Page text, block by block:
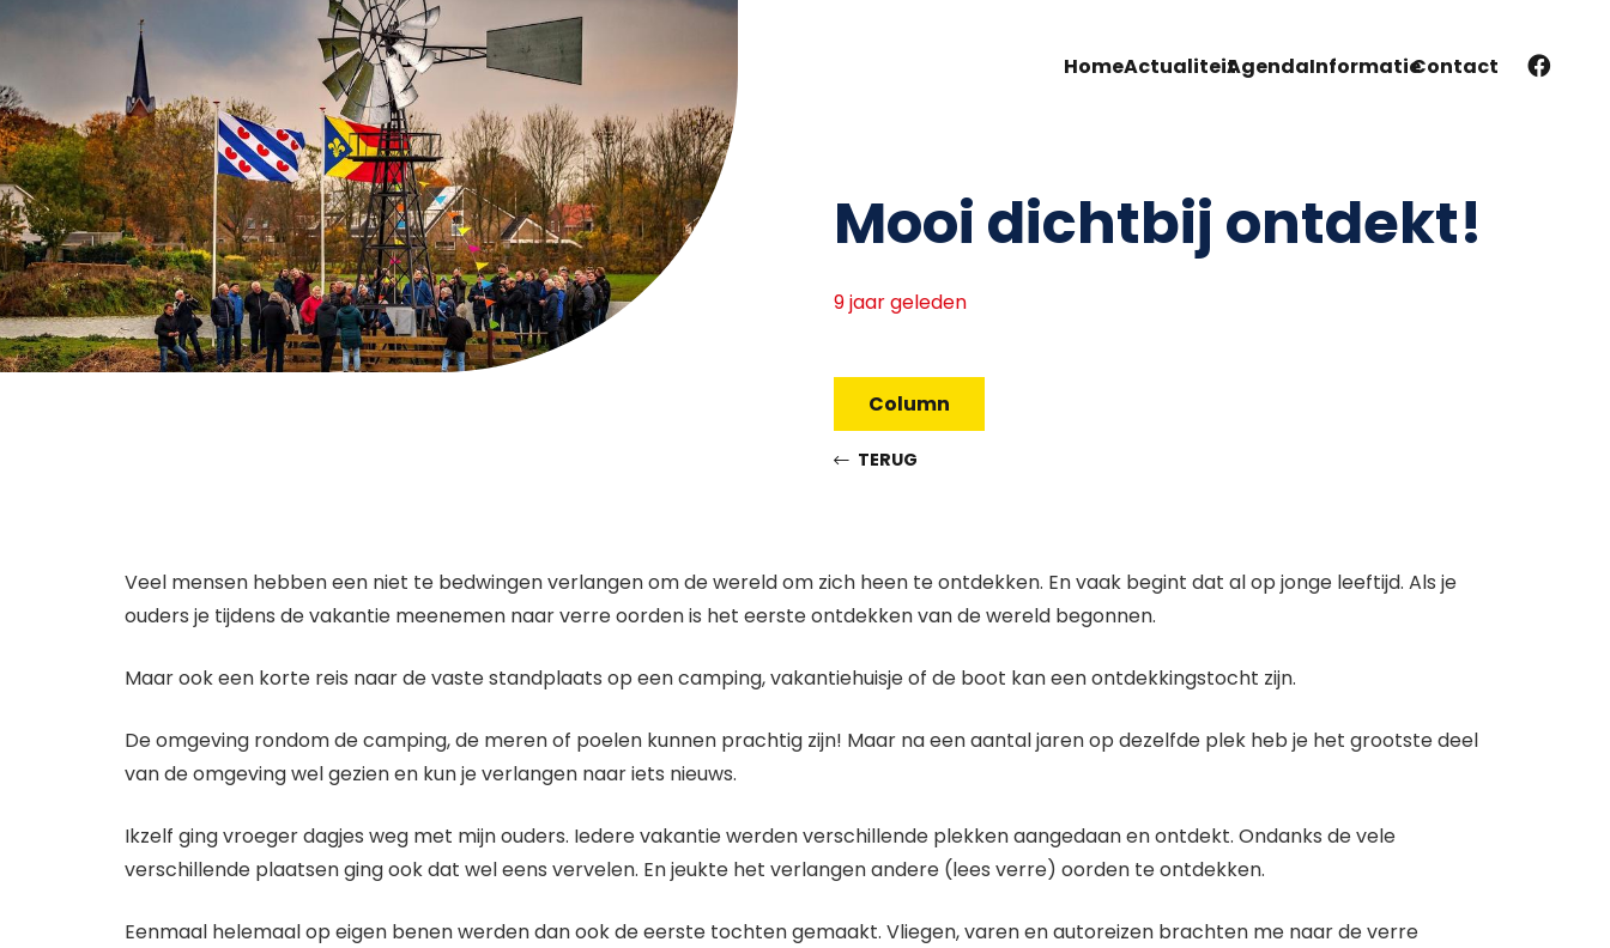
HomeActualiteitAgendaInformatieContact
Mooi dichtbij ontdekt!
9 jaar geleden
Column
TERUG
Veel mensen hebben een niet te bedwingen verlangen om de wereld om zich heen te ontdekken. En vaak begint dat al op jonge leeftijd. Als je
ouders je tijdens de vakantie meenemen naar verre oorden is het eerste ontdekken van de wereld begonnen.
Maar ook een korte reis naar de vaste standplaats op een camping, vakantiehuisje of de boot kan een ontdekkingstocht zijn.
De omgeving rondom de camping, de meren of poelen kunnen prachtig zijn! Maar na een aantal jaren op dezelfde plek heb je het grootste deel
van de omgeving wel gezien en kun je verlangen naar iets nieuws.
Ikzelf ging vroeger dagjes weg met mijn ouders. Iedere vakantie werden verschillende plekken aangedaan en ontdekt. Ondanks de vele
verschillende plaatsen ging ook dat wel eens vervelen. En jeukte het verlangen andere (lees verre) oorden te ontdekken.
Eenmaal helemaal op eigen benen werden dan ook de eerste tochten gemaakt. Vliegen, varen en autoreizen brachten me naar de verre